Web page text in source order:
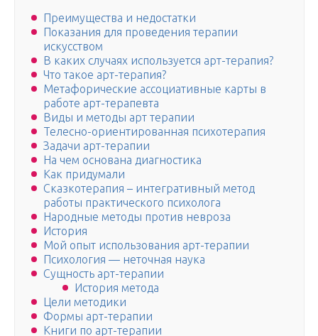
Преимущества и недостатки
Показания для проведения терапии
искусством
В каких случаях используется арт-терапия?
Что такое арт-терапия?
Метафорические ассоциативные карты в
работе арт-терапевта
Виды и методы арт терапии
Телесно-ориентированная психотерапия
Задачи арт-терапии
На чем основана диагностика
Как придумали
Сказкотерапия – интегративный метод
работы практического психолога
Народные методы против невроза
История
Мой опыт использования арт-терапии
Психология — неточная наука
Сущность арт-терапии
История метода
Цели методики
Формы арт-терапии
Книги по арт-терапии